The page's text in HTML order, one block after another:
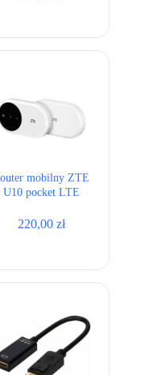
mobilny ZTE
U10 pocket LTE
220,00 zł